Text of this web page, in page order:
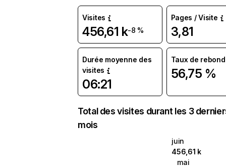
Visites
456,61 k-8 %
Pages / Visite
3,81
Durée moyenne des
visites
06:21
Taux de rebond
56,75 %
Total des visites durant les 3
mois
juin
456,61 k
mai